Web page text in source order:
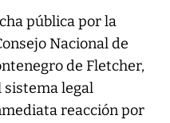
pública por la
Nacional de
de Fletcher,
sistema legal
reacción por